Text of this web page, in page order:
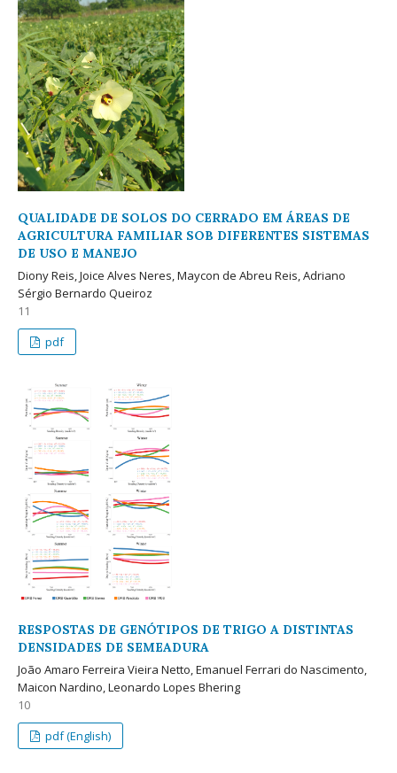
QUALIDADE DE SOLOS DO CERRADO EM ÁREAS DE
AGRICULTURA FAMILIAR SOB DIFERENTES SISTEMAS
DE USO E MANEJO
Diony Reis, Joice Alves Neres, Maycon de Abreu Reis, Adriano
Sérgio Bernardo Queiroz
11
pdf
RESPOSTAS DE GENÓTIPOS DE TRIGO A DISTINTAS
DENSIDADES DE SEMEADURA
João Amaro Ferreira Vieira Netto, Emanuel Ferrari do Nascimento,
Maicon Nardino, Leonardo Lopes Bhering
10
pdf (English)